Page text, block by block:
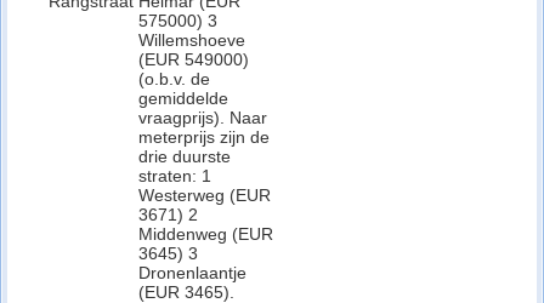
575000) 3
Willemshoeve
(EUR 549000)
(o.b.v. de
gemiddelde
vraagprijs). Naar
meterprijs zijn de
drie duurste
straten: 1
Westerweg (EUR
3671) 2
Middenweg (EUR
3645) 3
Dronenlaantje
(EUR 3465).